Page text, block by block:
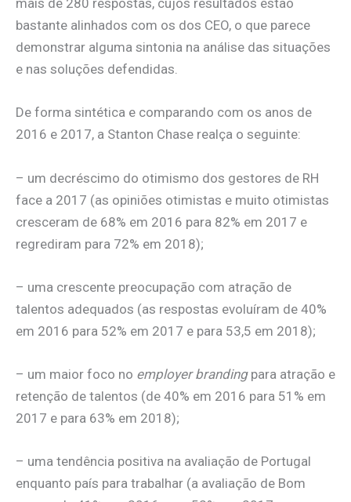
mais de 280 respostas, cujos resultados estão
bastante alinhados com os dos CEO, o que parece
demonstrar alguma sintonia na análise das situações
e nas soluções defendidas.
De forma sintética e comparando com os anos de
2016 e 2017, a Stanton Chase realça o seguinte:
– um decréscimo do otimismo dos gestores de RH
face a 2017 (as opiniões otimistas e muito otimistas
cresceram de 68% em 2016 para 82% em 2017 e
regrediram para 72% em 2018);
– uma crescente preocupação com atração de
talentos adequados (as respostas evoluíram de 40%
em 2016 para 52% em 2017 e para 53,5 em 2018);
– um maior foco no employer brandingpara atração e
retenção de talentos (de 40% em 2016 para 51% em
2017 e para 63% em 2018);
– uma tendência positiva na avaliação de Portugal
enquanto país para trabalhar (a avaliação de Bom